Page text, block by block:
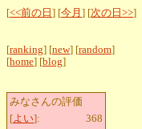
[<<前の日 ] [今月 ] [次の日>>]
[ranking] [new] [random]
[home] [blog]
みなさんの評価
[よい]:
368